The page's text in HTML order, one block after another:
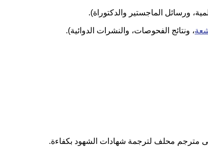
ورسائل الماجستير والدكتوراة).
، ونتائج الفحوصات، والنشرات الدوائية).
مترجم محلف لترجمة شهادات الشهود بكفاءة.